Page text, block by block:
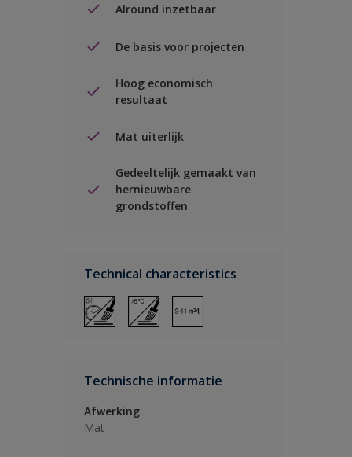
Alround inzetbaar
De basis voor projecten
Hoog economisch
resultaat
Mat uiterlijk
Gedeeltelijk gemaakt van
hernieuwbare
grondstoffen
Technical characteristics
Technische informatie
Afwerking
Mat